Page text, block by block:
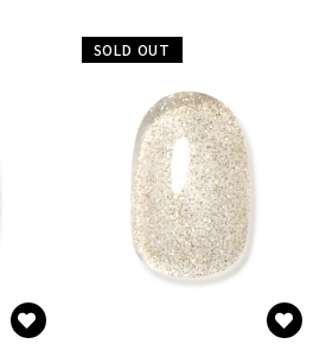
SOLD OUT